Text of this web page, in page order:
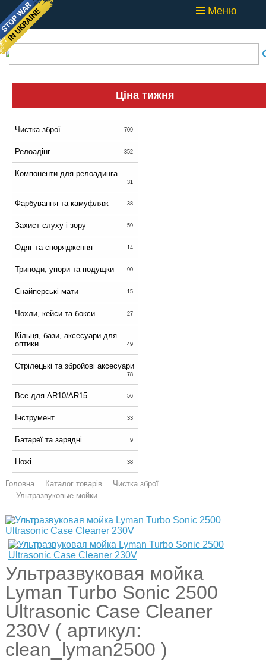
Меню
Ціна тижня
Чистка зброї 709
Релоадінг 352
Компоненти для релоадинга
31
Фарбування та камуфляж 38
Захист слуху і зору 59
Одяг та спорядження 14
Триподи, упори та подущки 90
Снайперські мати 15
Чохли, кейси та бокси 27
Кільця, бази, аксесуари для
оптики
49
Стрілецькі та збройові аксесуари
78
Все для AR10/AR15 56
Інструмент 33
Батареї та зарядні 9
Ножі 38
Головна Каталог товарів
Чистка зброї
Ультразвуковые мойки
Ультразвуковая мойка
Lyman Turbo Sonic 2500
Ultrasonic Case Cleaner
230V ( артикул:
clean_lyman2500 )